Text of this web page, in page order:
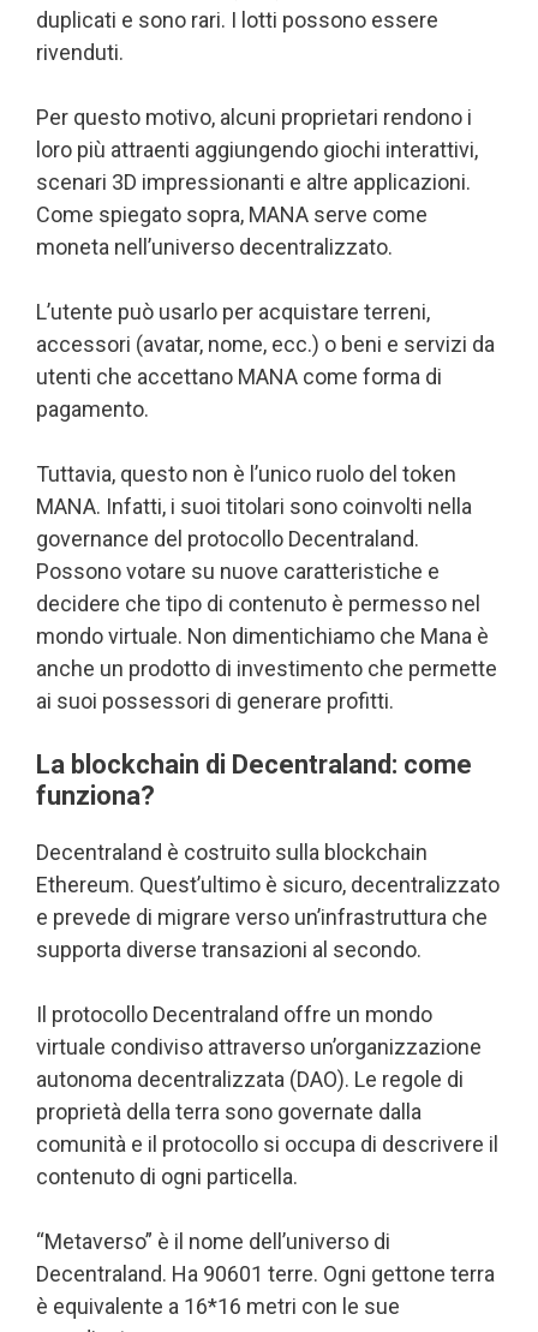
duplicati e sono rari. I lotti possono essere
rivenduti.
Per questo motivo, alcuni proprietari rendono i
loro più attraenti aggiungendo giochi interattivi,
scenari 3D impressionanti e altre applicazioni.
Come spiegato sopra, MANA serve come
moneta nell’universo decentralizzato.
L’utente può usarlo per acquistare terreni,
accessori (avatar, nome, ecc.) o beni e servizi da
utenti che accettano MANA come forma di
pagamento.
Tuttavia, questo non è l’unico ruolo del token
MANA. Infatti, i suoi titolari sono coinvolti nella
governance del protocollo Decentraland.
Possono votare su nuove caratteristiche e
decidere che tipo di contenuto è permesso nel
mondo virtuale. Non dimentichiamo che Mana è
anche un prodotto di investimento che permette
ai suoi possessori di generare profitti.
La blockchain di Decentraland: come
funziona?
Decentraland è costruito sulla blockchain
Ethereum. Quest’ultimo è sicuro, decentralizzato
e prevede di migrare verso un’infrastruttura che
supporta diverse transazioni al secondo.
Il protocollo Decentraland offre un mondo
virtuale condiviso attraverso un’organizzazione
autonoma decentralizzata (DAO). Le regole di
proprietà della terra sono governate dalla
comunità e il protocollo si occupa di descrivere il
contenuto di ogni particella.
“Metaverso” è il nome dell’universo di
Decentraland. Ha 90601 terre. Ogni gettone terra
è equivalente a 16*16 metri con le sue